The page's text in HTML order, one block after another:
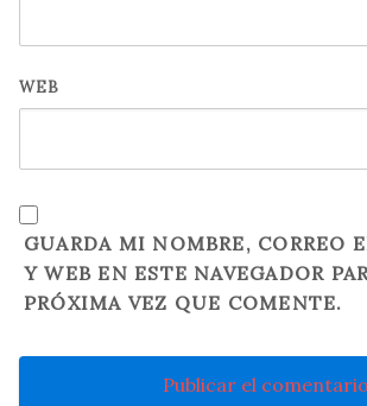
WEB
GUARDA MI NOMBRE, CORREO
Y WEB EN ESTE NAVEGADOR
PRÓXIMA VEZ QUE COMENTE.